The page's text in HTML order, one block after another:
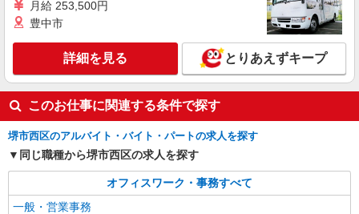
月給 253,500円
豊中市
詳細を見る とりあえずキープ
このお仕事に関連する条件で探す
堺市西区のアルバイト・バイト・パートの求人を探す
同じ職種から堺市西区の求人を探す
オフィスワーク・事務すべて
一般・営業事務